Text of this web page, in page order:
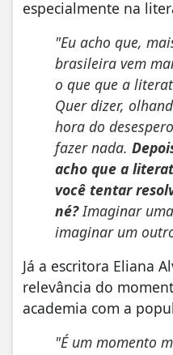
especialmente na
"Eu acho que,
brasileira vem
o que que a
Quer dizer,
hora do
fazer nada.
acho que a
você tentar
né?Imaginar
imaginar um
Já a escritora Eliana
relevância do
academia com a
"É um momento